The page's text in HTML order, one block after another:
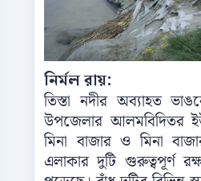
নির্মল রায়:
তিস্তা নদীর অব্যাহত
উপজেলার আলমবিদিতর
মিনা বাজার ও মিনা
এলাকার দুটি গুরুত্বপূর্ণ